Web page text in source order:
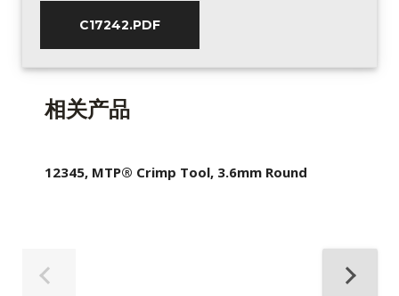
C17242.PDF
相关产品
12345, MTP® Crimp Tool, 3.6mm Round